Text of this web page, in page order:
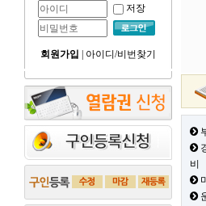
저장
회원가입 아이디/비번찾기
비